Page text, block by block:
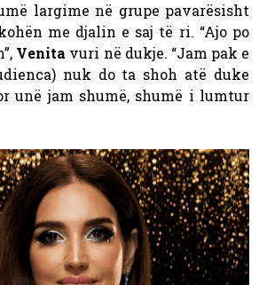
largime në grupe pavarësisht
me djalin e saj të ri. “Ajo po
Venita vuri në dukje. “Jam pak e
nuk do ta shoh atë duke
unë jam shumë, shumë i lumtur